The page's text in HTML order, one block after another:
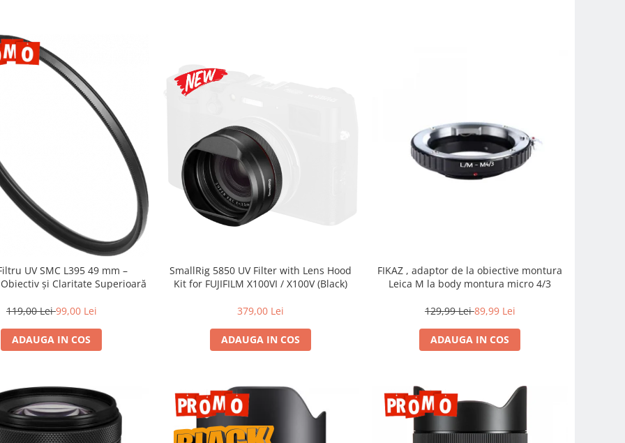
UV SMC L395 49 mm –
și Claritate Superioară
119,00 Lei99,00 Lei
ADAUGA IN COS
SmallRig 5850 UV Filter with Lens Hood
Kit for FUJIFILM X100VI / X100V (Black)
379,00 Lei
ADAUGA IN COS
FIKAZ , adaptor de la obiective montura
Leica M la body montura micro 4/3
129,99 Lei89,99 Lei
ADAUGA IN COS